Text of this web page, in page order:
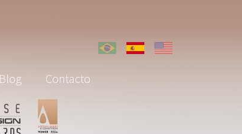
Blog
Contacto